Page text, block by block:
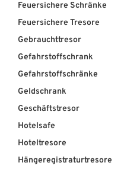
Geschichte
Feuersichere Schränke
Feuersichere Tresore
Gebrauchttresor
Gefahrstoffschrank
Gefahrstoffschränke
Geldschrank
Geschäftstresor
Hotelsafe
Hoteltresore
Hängeregistraturtresore